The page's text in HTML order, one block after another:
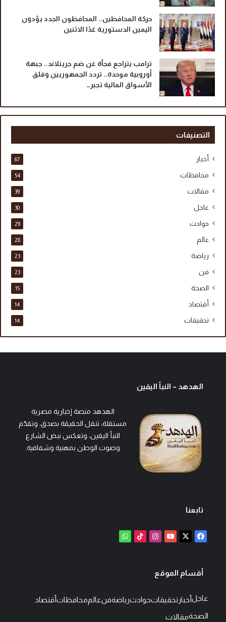
حركة المحافظين.. المحافظون الجدد يؤدون
اليمين الدستورية غدًا الاثنين
ترامب يتراجع فجأة عن ضم جرينلاند.. جبهة
أوروبية موحدة.. تردد الجمهوريين وقلق
الأسواق المالية تجبر…
التصنيفات
أخبار 67
محافظات 54
مقالات 39
عاجل 30
حوادث 29
عالم 28
رياضة 23
فن 23
الصحة 15
أقتصاد 14
تحقيقات 14
الهدهد – النبأ اليقين
الهدهد منصة إخبارية مصرية
مستقلة، تنقل الحقيقة بصدق، وتقدّم
النبأ اليقين، وتعكس نبض الشارع
وصوت الوطن بمهنية وشفافية.
تابعنا
فيسبوك ‫YouTubeانستقرام‫TikTok
أقسام الموقع
عاجلأخبار تحقيقاتحوادثرياضةفنعالممحافظاتأقتصاد
الصحةمقالات